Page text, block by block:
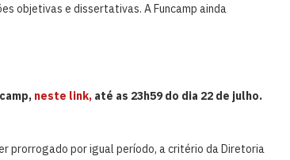
objetivas e dissertativas. A Funcamp ainda
neste link, até as 23h59 do dia 22 de julho.
prorrogado por igual período, a critério da Diretoria